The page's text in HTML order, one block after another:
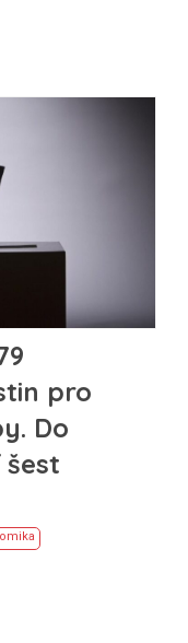
pro
Do
šest